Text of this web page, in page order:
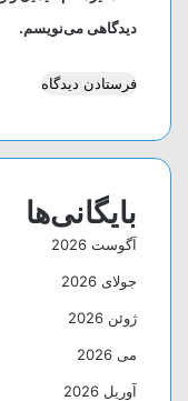
دیدگاهی می‌نویسم.
بایگانی‌ها
آگوست 2026
جولای 2026
ژوئن 2026
می 2026
آوریل 2026